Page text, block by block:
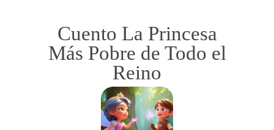
Cuento La Princesa
Más Pobre de Todo el
Reino